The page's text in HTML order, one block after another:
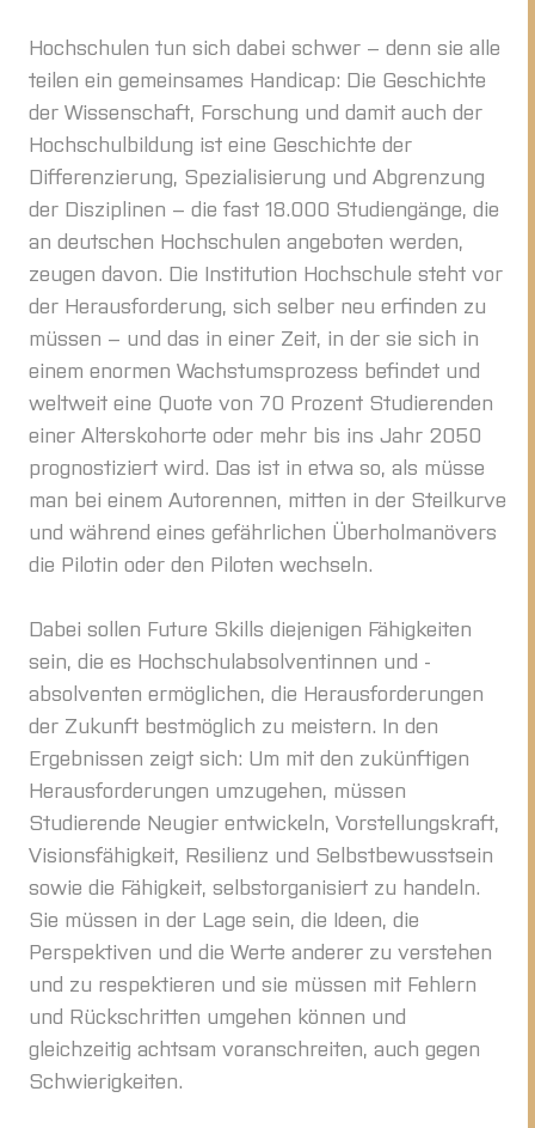
Hochschulen tun sich dabei schwer – denn sie alle
teilen ein gemeinsames Handicap: Die Geschichte
der Wissenschaft, Forschung und damit auch der
Hochschulbildung ist eine Geschichte der
Differenzierung, Spezialisierung und Abgrenzung
der Disziplinen – die fast 18.000 Studiengänge, die
an deutschen Hochschulen angeboten werden,
zeugen davon. Die Institution Hochschule steht vor
der Herausforderung, sich selber neu erfinden zu
müssen – und das in einer Zeit, in der sie sich in
einem enormen Wachstumsprozess befindet und
weltweit eine Quote von 70 Prozent Studierenden
einer Alterskohorte oder mehr bis ins Jahr 2050
prognostiziert wird. Das ist in etwa so, als müsse
man bei einem Autorennen, mitten in der Steilkurve
und während eines gefährlichen Überholmanövers
die Pilotin oder den Piloten wechseln.
Dabei sollen Future Skills diejenigen Fähigkeiten
sein, die es Hochschulabsolventinnen und -
absolventen ermöglichen, die Herausforderungen
der Zukunft bestmöglich zu meistern. In den
Ergebnissen zeigt sich: Um mit den zukünftigen
Herausforderungen umzugehen, müssen
Studierende Neugier entwickeln, Vorstellungskraft,
Visionsfähigkeit, Resilienz und Selbstbewusstsein
sowie die Fähigkeit, selbstorganisiert zu handeln.
Sie müssen in der Lage sein, die Ideen, die
Perspektiven und die Werte anderer zu verstehen
und zu respektieren und sie müssen mit Fehlern
und Rückschritten umgehen können und
gleichzeitig achtsam voranschreiten, auch gegen
Schwierigkeiten.